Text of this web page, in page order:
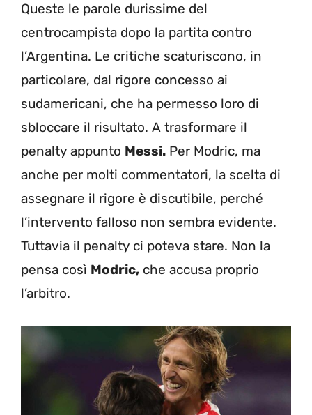
Queste le parole durissime del
centrocampista dopo la partita contro
l’Argentina. Le critiche scaturiscono, in
particolare, dal rigore concesso ai
sudamericani, che ha permesso loro di
sbloccare il risultato. A trasformare il
penalty appunto Messi. Per Modric, ma
anche per molti commentatori, la scelta di
assegnare il rigore è discutibile, perché
l’intervento falloso non sembra evidente.
Tuttavia il penalty ci poteva stare. Non la
pensa così Modric, che accusa proprio
l’arbitro.